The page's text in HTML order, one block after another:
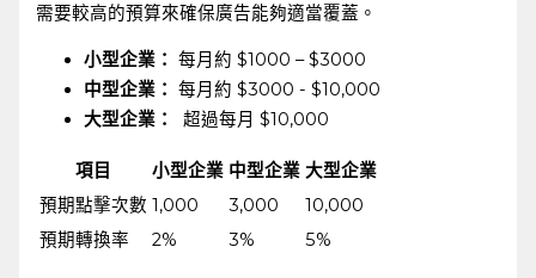
需要較高的預算來確保廣告能夠適當覆蓋。
小型企業： ‍每月約⁤ $1000 – $3000
中型企業： 每月約 $3000 ​- $10,000
大型企業：
⁢ 超過每月 $10,000
項目 小型企業 中型企業 大型企業
預期點擊次數 1,000 3,000
10,000
預期轉換率
2% 3% 5%